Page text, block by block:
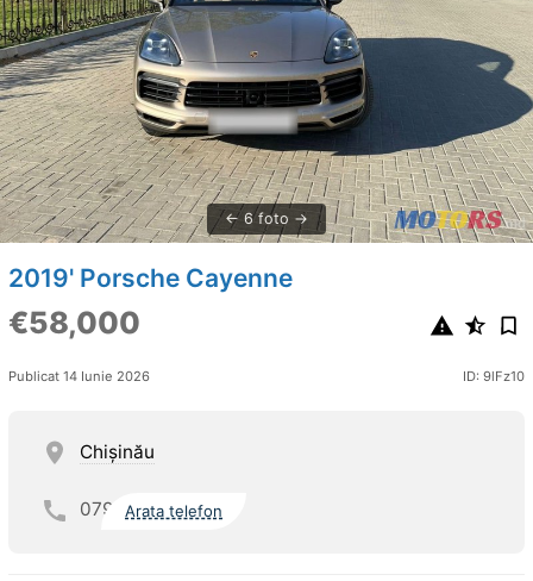
6 foto
2019' Porsche Cayenne
€58,000
Publicat 14 Iunie 2026 ID: 9lFz10
Chişinău
079 Arata telefon